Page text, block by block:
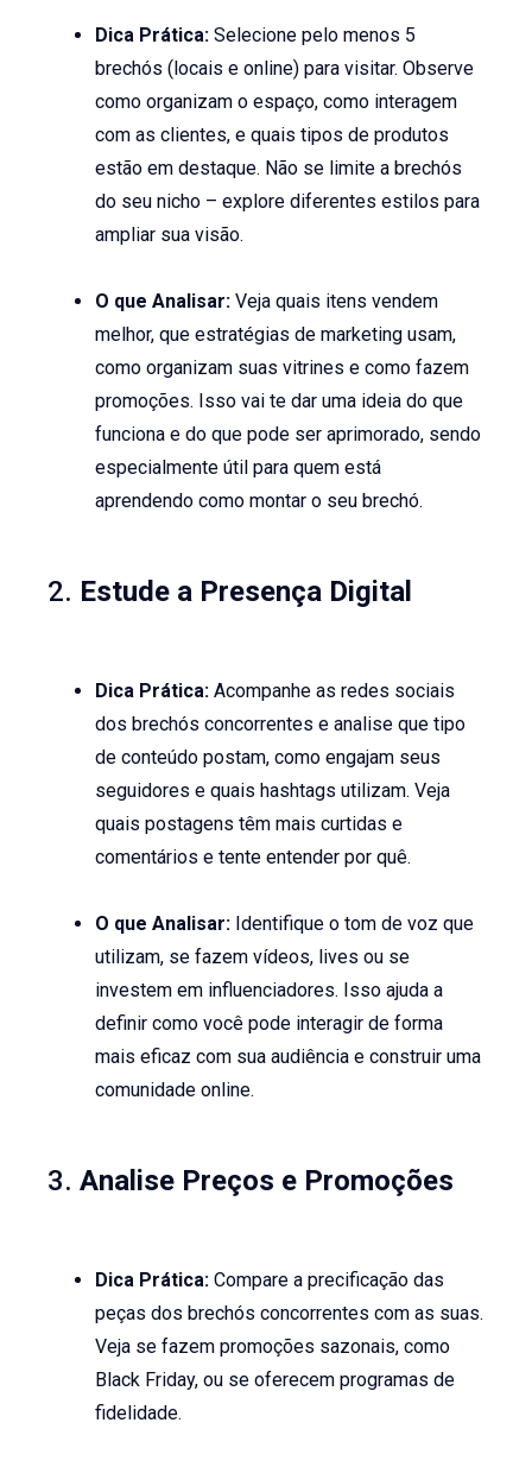
Dica Prática: Selecione pelo menos 5
brechós (locais e online) para visitar. Observe
como organizam o espaço, como interagem
com as clientes, e quais tipos de produtos
estão em destaque. Não se limite a brechós
do seu nicho – explore diferentes estilos para
ampliar sua visão.
O que Analisar: Veja quais itens vendem
melhor, que estratégias de marketing usam,
como organizam suas vitrines e como fazem
promoções. Isso vai te dar uma ideia do que
funciona e do que pode ser aprimorado, sendo
especialmente útil para quem está
aprendendo como montar o seu brechó.
2. Estude a Presença Digital
Dica Prática: Acompanhe as redes sociais
dos brechós concorrentes e analise que tipo
de conteúdo postam, como engajam seus
seguidores e quais hashtags utilizam. Veja
quais postagens têm mais curtidas e
comentários e tente entender por quê.
O que Analisar: Identifique o tom de voz que
utilizam, se fazem vídeos, lives ou se
investem em influenciadores. Isso ajuda a
definir como você pode interagir de forma
mais eficaz com sua audiência e construir uma
comunidade online.
3.Analise Preços e Promoções
Dica Prática: Compare a precificação das
peças dos brechós concorrentes com as suas.
Veja se fazem promoções sazonais, como
Black Friday, ou se oferecem programas de
fidelidade.